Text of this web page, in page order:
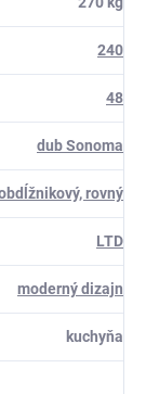
240
48
dub Sonoma
rovný
LTD
moderný dizajn
kuchyňa